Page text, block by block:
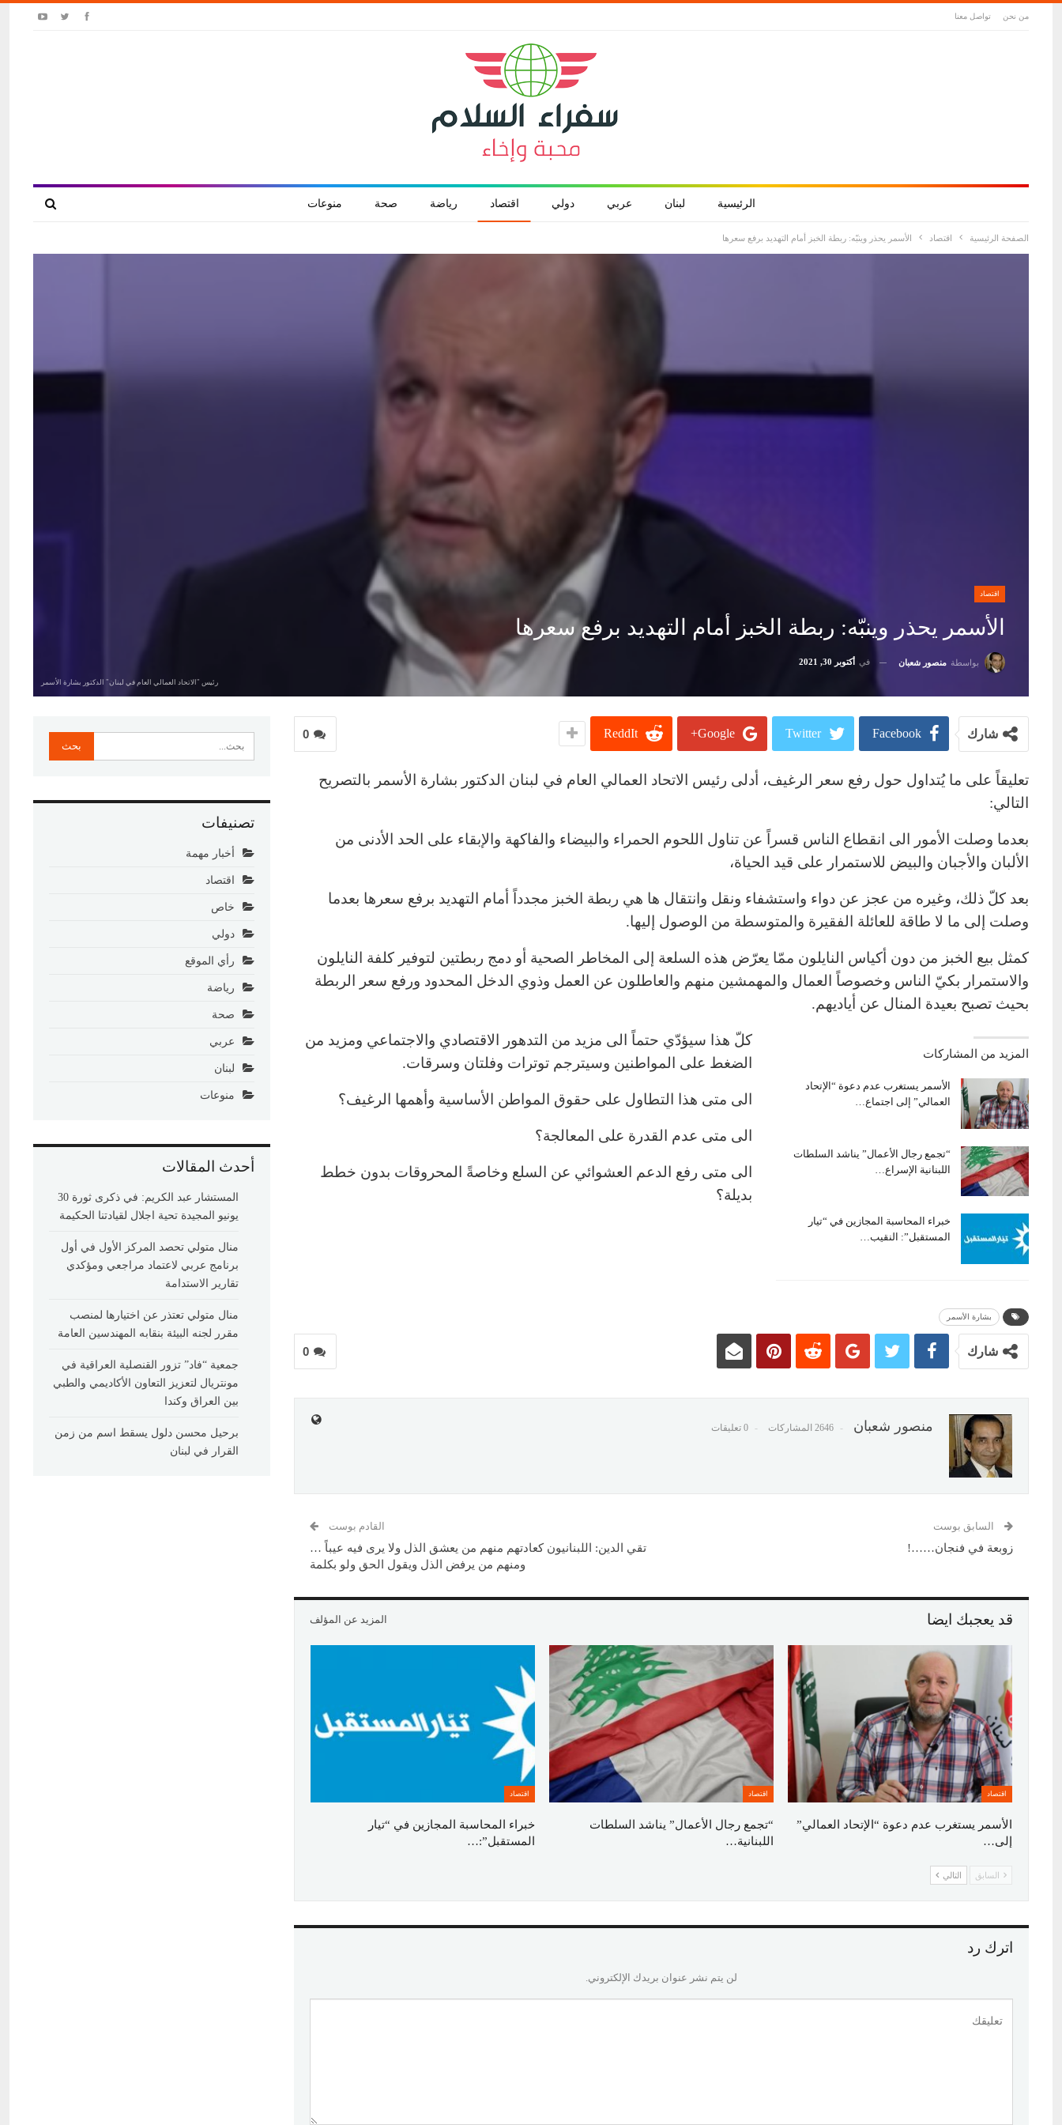
من نحن تواصل معنا
الرئيسية لبنان عربي دولي اقتصاد رياضة صحة منوعات
الصفحة الرئيسية اقتصاد الأسمر يحذر وينبّه: ربطة الخبز أمام التهديد برفع سعرها
اقتصاد
الأسمر يحذر وينبّه: ربطة الخبز أمام التهديد برفع سعرها
بواسطة منصور شعبان في أكتوبر 30, 2021
رئيس "الاتحاد العمالي العام في لبنان" الدكتور بشارة الأسمر
0 شارك Facebook
Twitter
Google+
ReddIt
تعليقاً على ما يُتداول حول رفع سعر الرغيف، أدلى رئيس الاتحاد العمالي العام في لبنان الدكتور بشارة الأسمر بالتصريح
التالي:
بعدما وصلت الأمور الى انقطاع الناس قسراً عن تناول اللحوم الحمراء والبيضاء والفاكهة والإبقاء على الحد الأدنى من
الألبان والأجبان والبيض للاستمرار على قيد الحياة،
بعد كلّ ذلك، وغيره من عجز عن دواء واستشفاء ونقل وانتقال ها هي ربطة الخبز مجدداً أمام التهديد برفع سعرها بعدما
وصلت إلى ما لا طاقة للعائلة الفقيرة والمتوسطة من الوصول إليها.
كمثل بيع الخبز من دون أكياس النايلون ممّا يعرّض هذه السلعة إلى المخاطر الصحية أو دمج ربطتين لتوفير كلفة النايلون
والاستمرار بكيّ الناس وخصوصاً العمال والمهمشين منهم والعاطلون عن العمل وذوي الدخل المحدود ورفع سعر الربطة
بحيث تصبح بعيدة المنال عن أياديهم.
المزيد من المشاركات
الأسمر يستغرب عدم دعوة “الإتحاد
العمالي” إلى اجتماع…
“تجمع رجال الأعمال” يناشد السلطات
اللبنانية الإسراع…
خبراء المحاسبة المجازين في “تيار
المستقبل”: النقيب…
كلّ هذا سيؤدّي حتماً الى مزيد من التدهور الاقتصادي والاجتماعي ومزيد من
الضغط على المواطنين وسيترجم توترات وفلتان وسرقات.
الى متى هذا التطاول على حقوق المواطن الأساسية وأهمها الرغيف؟
الى متى عدم القدرة على المعالجة؟
الى متى رفع الدعم العشوائي عن السلع وخاصةً المحروقات بدون خطط
بديلة؟
بشارة الأسمر
0 شارك
منصور شعبان 2646 المشاركات 0 تعليقات
السابق بوست
زوبعة في فنجان……!
القادم بوست
تقي الدين: ‏اللبنانيون كعادتهم منهم من يعشق الذل ولا يرى فيه عيباً …
ومنهم من يرفض الذل ويقول الحق ولو بكلمة
قد يعجبك ايضا المزيد عن المؤلف
اقتصاد
الأسمر يستغرب عدم دعوة “الإتحاد العمالي”
إلى…
اقتصاد
“تجمع رجال الأعمال” يناشد السلطات
اللبنانية…
اقتصاد
خبراء المحاسبة المجازين في “تيار
المستقبل”:…
السابق التالي
اترك رد
لن يتم نشر عنوان بريدك الإلكتروني.
تصنيفات
أخبار مهمة
اقتصاد
خاص
دولي
رأي الموقع
رياضة
صحة
عربي
لبنان
منوعات
أحدث المقالات
المستشار عبد الكريم: في ذكرى ثورة 30
يونيو المجيدة تحية اجلال لقيادتنا الحكيمة
منال متولي تحصد المركز الأول في أول
برنامج عربي لاعتماد مراجعي ومؤكدي
تقارير الاستدامة
منال متولي تعتذر عن اختيارها لمنصب
مقرر لجنه البيئة بنقابه المهندسين العامة
جمعية “فاد” تزور القنصلية العراقية في
مونتريال لتعزيز التعاون الأكاديمي والطبي
بين العراق وكندا
برحيل محسن دلول يسقط اسم من زمن
القرار في لبنان